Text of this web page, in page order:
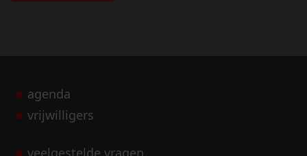
agenda
vrijwilligers